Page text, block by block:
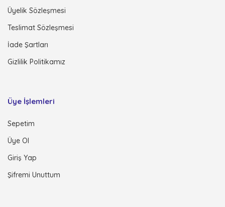
Üyelik Sözleşmesi
Teslimat Sözleşmesi
İade Şartları
Gizlilik Politikamız
Üye İşlemleri
Sepetim
Üye Ol
Giriş Yap
Şifremi Unuttum